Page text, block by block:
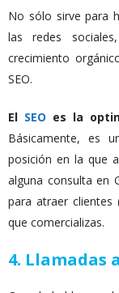
No sólo sirve para
las redes
crecimiento
SEO.
El SEO es la
Básicamente, es
posición en la que
alguna consulta en
para atraer
que comercializas.
4. Llamadas